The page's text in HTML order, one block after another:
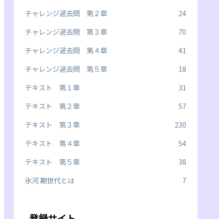
チャレンジ過去問 第２章
24
チャレンジ過去問 第３章
70
チャレンジ過去問 第４章
41
チャレンジ過去問 第５章
18
テキスト 第１章
31
テキスト 第２章
57
テキスト 第３章
230
テキスト 第４章
54
テキスト 第５章
38
氷河 期世代とは
7